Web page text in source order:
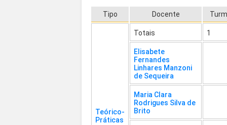
Tipo Docente
Teórico-
Práticas
Totais 1
Elisabete
Fernandes
Linhares Manzoni
de Sequeira
Maria Clara
Rodrigues Silva de
Brito